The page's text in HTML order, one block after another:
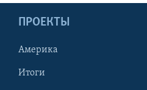
ПРОЕКТЫ
Америка
Итоги